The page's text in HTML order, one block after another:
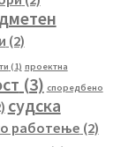
(2)
(1) проектна
(3) споредбено
судска
работење (2)